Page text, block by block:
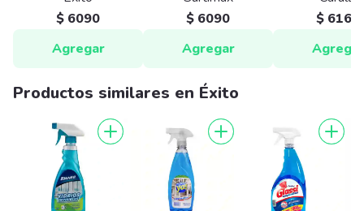
$ 6090
Agregar
$ 6090
Agregar
$ 6160
Agregar
Productos similares en Éxito